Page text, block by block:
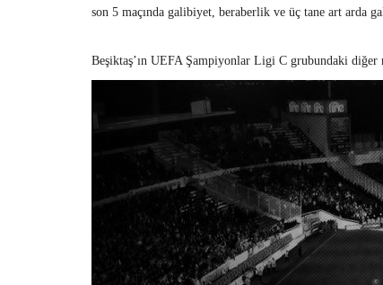
son 5 maçında galibiyet, beraberlik ve üç tane art arda
Beşiktaş’ın UEFA Şampiyonlar Ligi C grubundaki